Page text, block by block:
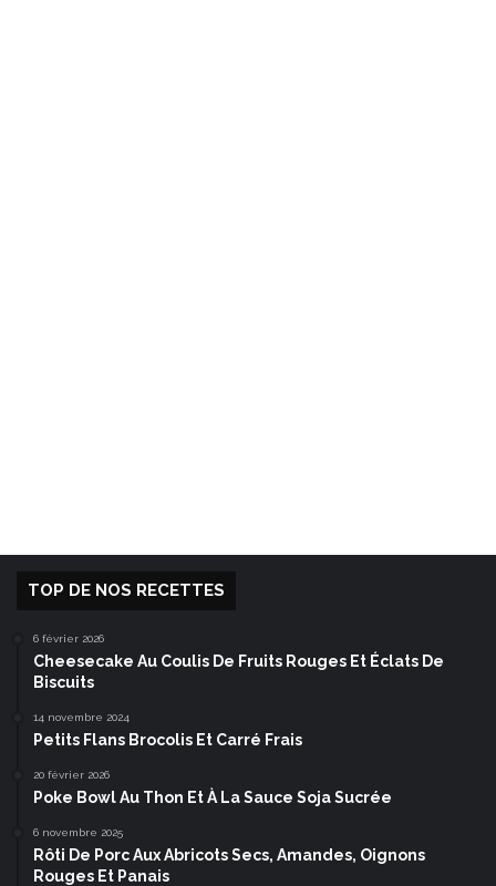
TOP DE NOS RECETTES
6 février 2026
Cheesecake Au Coulis De Fruits Rouges Et Éclats De
Biscuits
14 novembre 2024
Petits Flans Brocolis Et Carré Frais
20 février 2026
Poke Bowl Au Thon Et À La Sauce Soja Sucrée
6 novembre 2025
Rôti De Porc Aux Abricots Secs, Amandes, Oignons
Rouges Et Panais